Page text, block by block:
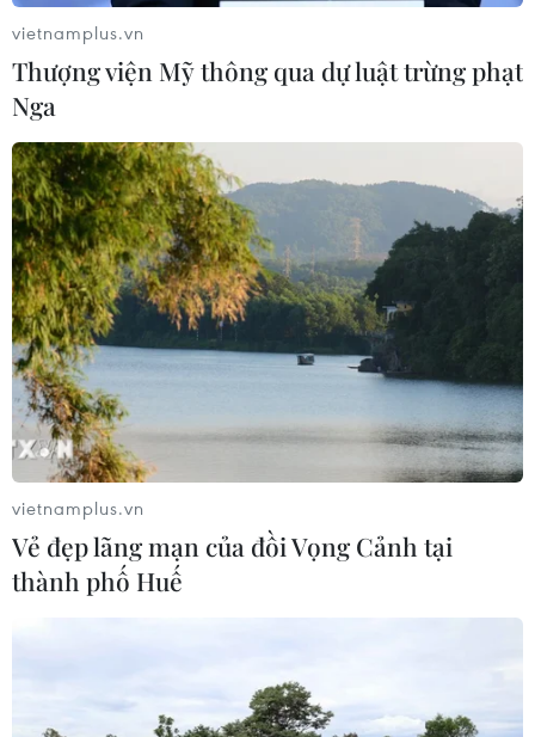
bộ phim về đề tài cách mạng
20/07/2026 23:53
"The Odyssey" thống lĩnh phòng vé
ngay tuần đầu ra mắt
20/07/2026 04:36
Quan điểm của cơ quan quản lý về
lùm xùm quanh phim "Hoàng hậu
cuối cùng"
20/07/2026 04:31
Thanh âm vượt đại dương: Phim đặc
biệt dịp kỷ niệm 79 năm Ngày
vietnamplus.vn
Thượng viện Mỹ thông qua dự luật trừng phạt
Nga
vietnamplus.vn
Vẻ đẹp lãng mạn của đồi Vọng Cảnh tại
thành phố Huế